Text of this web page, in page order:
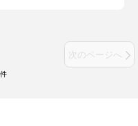
次のページへ
件